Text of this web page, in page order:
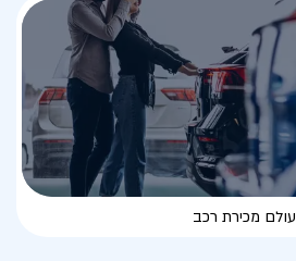
עולם מכירת רכב